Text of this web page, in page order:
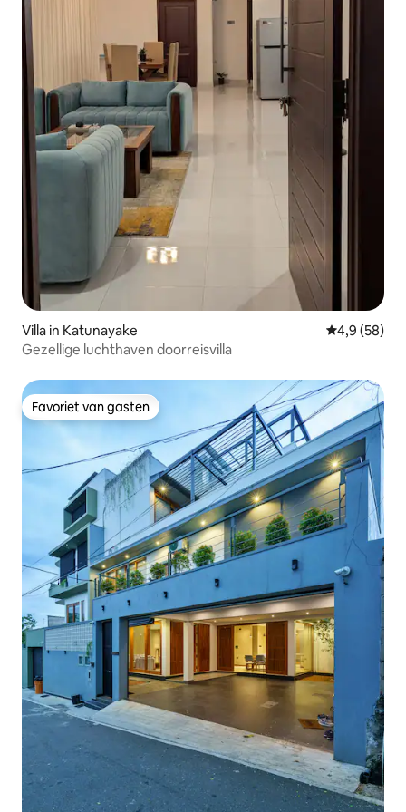
Villa in Katunayake Gemiddelde
4,9 (58)
Gezellige luchthaven doorreisvilla
Favoriet van gasten
Favoriet van gasten